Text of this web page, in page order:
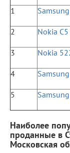
1
2 Nokia
3 Nokia
4
5
Наиболее
проданные в
Московская